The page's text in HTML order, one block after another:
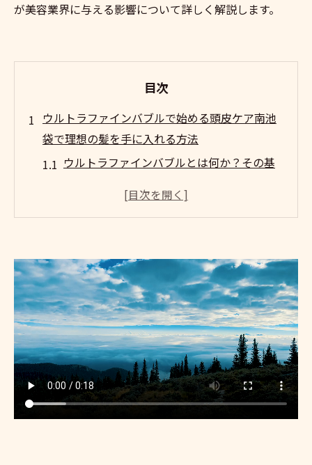
が美容業界に与える影響について詳しく解説します。
目次
ウルトラファインバブルで始める頭皮ケア南池
袋で理想の髪を手に入れる方法
ウルトラファインバブルとは何か？その基
ウルトラファインバブルで頭皮の健康を維
きるサロン紹介
ウルトラファインバブルを使った自宅での
頭皮ケア方法
ウルトラファインバブルと従来の頭皮ケア
の違い
理想の髪を育むウルトラファインバブルの
効果的な使い方